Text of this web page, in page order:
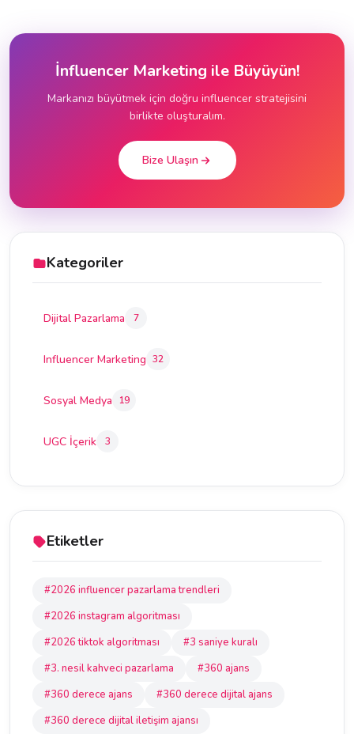
İnfluencer Marketing ile Büyüyün!
Markanızı büyütmek için doğru influencer stratejisini
birlikte oluşturalım.
Bize Ulaşın
Kategoriler
Dijital Pazarlama 7
Influencer Marketing 32
Sosyal Medya 19
UGC İçerik 3
Etiketler
#2026 influencer pazarlama trendleri
#2026 instagram algoritması
#2026 tiktok algoritması
#3 saniye kuralı
#3. nesil kahveci pazarlama
#360 ajans
#360 derece ajans
#360 derece dijital ajans
#360 derece dijital iletişim ajansı